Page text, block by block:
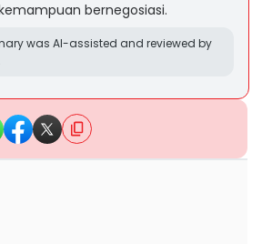
bernegosiasi.
was AI-assisted and reviewed by